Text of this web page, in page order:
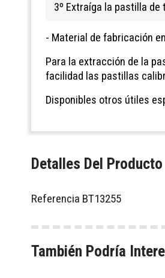
3º Extraíga la pastilla
- Material de fabricación
Para la extracción de la
facilidad las pastillas
Disponibles otros útiles
Detalles Del Producto
Referencia BT13255
También Podría